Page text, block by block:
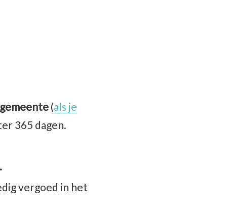
(als je
365 dagen.
vergoed in het